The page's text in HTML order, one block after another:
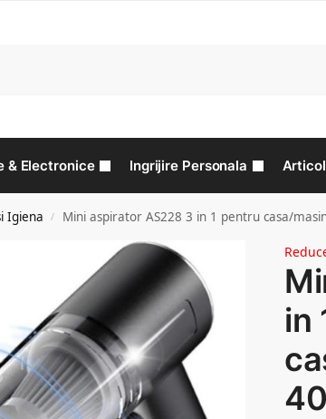
& Electronice Ingrijire Personala
Igiena / Mini aspirator AS228 3 in 1 pentru casa/
in